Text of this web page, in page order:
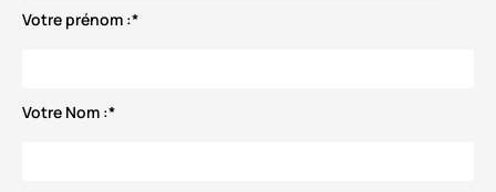
Votre prénom :*
Votre Nom :*